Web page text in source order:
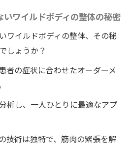
体験談
するワイルドボディの整体
ワイルドボディの施術の驚
の整体を受けた方々のリア
ワイルドボディの整体の秘密
ワイルドボディの整体、その秘
しょうか？
者の症状に合わせたオーダーメ
析し、一人ひとりに最適なアプ
技術は独特で、筋肉の緊張を解